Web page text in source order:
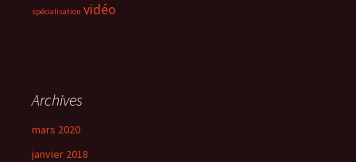
spécialisation vidéo
Archives
mars 2020
janvier 2018